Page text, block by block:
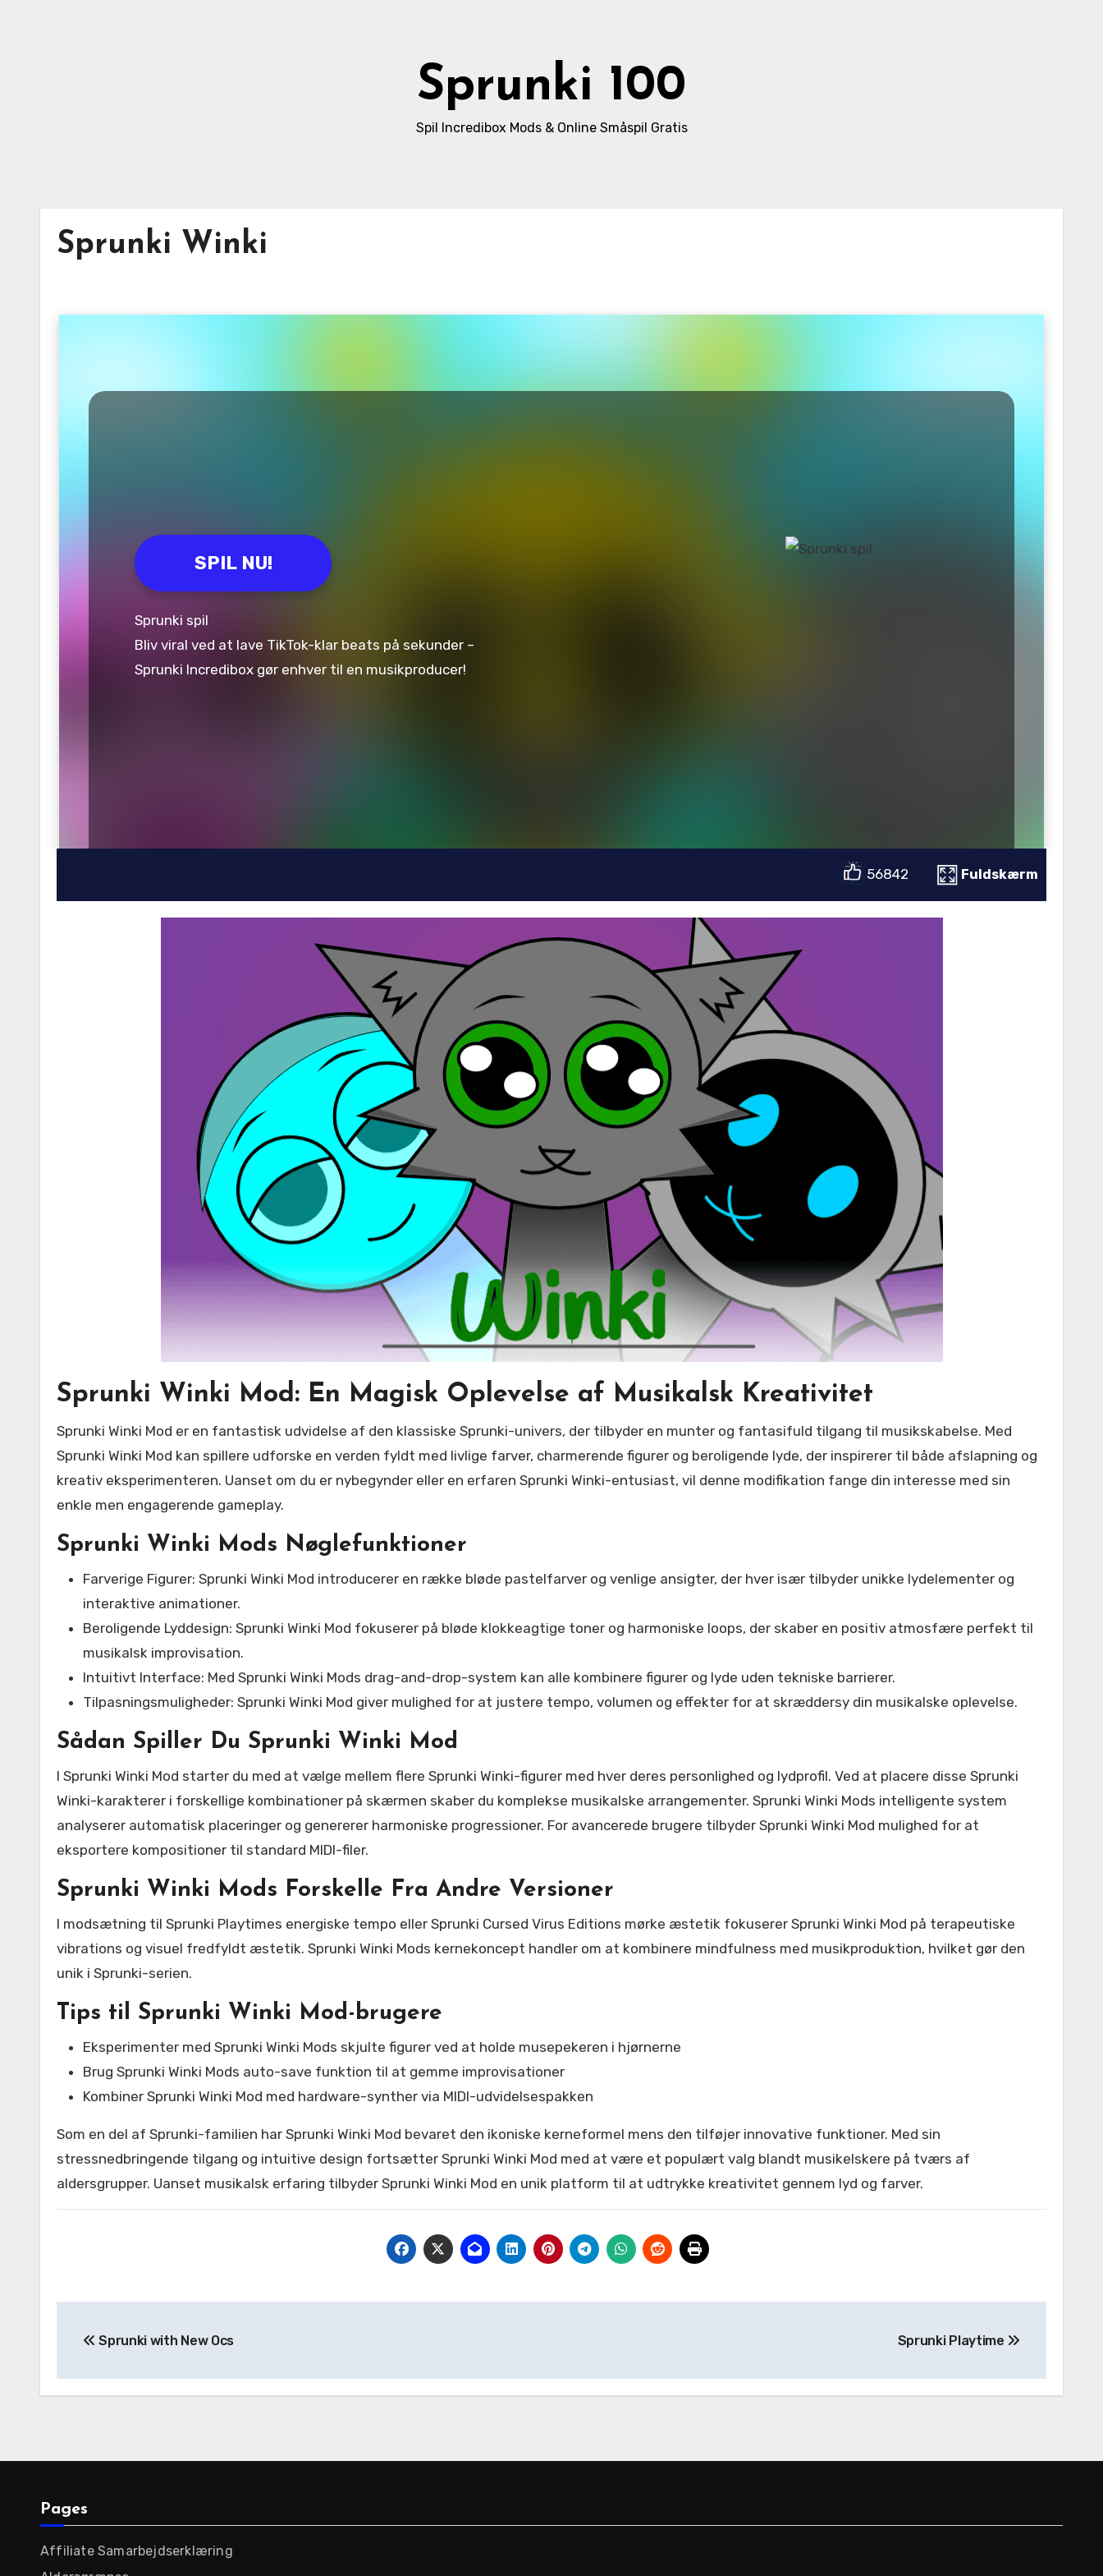
Sprunki 100
Spil Incredibox Mods & Online Småspil Gratis
Sprunki Winki
SPIL NU!
Sprunki spil
Bliv viral ved at lave TikTok-klar beats på sekunder –
Sprunki Incredibox gør enhver til en musikproducer!
56842 Fuldskærm
Sprunki Winki Mod: En Magisk Oplevelse af Musikalsk Kreativitet
Sprunki Winki Mod er en fantastisk udvidelse af den klassiske Sprunki-univers, der tilbyder en munter og fantasifuld tilgang til musikskabelse. Med
Sprunki Winki Mod kan spillere udforske en verden fyldt med livlige farver, charmerende figurer og beroligende lyde, der inspirerer til både afslapning og
kreativ eksperimenteren. Uanset om du er nybegynder eller en erfaren Sprunki Winki-entusiast, vil denne modifikation fange din interesse med sin
enkle men engagerende gameplay.
Sprunki Winki Mods Nøglefunktioner
Farverige Figurer: Sprunki Winki Mod introducerer en række bløde pastelfarver og venlige ansigter, der hver især tilbyder unikke lydelementer og
interaktive animationer.
Beroligende Lyddesign: Sprunki Winki Mod fokuserer på bløde klokkeagtige toner og harmoniske loops, der skaber en positiv atmosfære perfekt til
musikalsk improvisation.
Intuitivt Interface: Med Sprunki Winki Mods drag-and-drop-system kan alle kombinere figurer og lyde uden tekniske barrierer.
Tilpasningsmuligheder: Sprunki Winki Mod giver mulighed for at justere tempo, volumen og effekter for at skræddersy din musikalske oplevelse.
Sådan Spiller Du Sprunki Winki Mod
I Sprunki Winki Mod starter du med at vælge mellem flere Sprunki Winki-figurer med hver deres personlighed og lydprofil. Ved at placere disse Sprunki
Winki-karakterer i forskellige kombinationer på skærmen skaber du komplekse musikalske arrangementer. Sprunki Winki Mods intelligente system
analyserer automatisk placeringer og genererer harmoniske progressioner. For avancerede brugere tilbyder Sprunki Winki Mod mulighed for at
eksportere kompositioner til standard MIDI-filer.
Sprunki Winki Mods Forskelle Fra Andre Versioner
I modsætning til Sprunki Playtimes energiske tempo eller Sprunki Cursed Virus Editions mørke æstetik fokuserer Sprunki Winki Mod på terapeutiske
vibrations og visuel fredfyldt æstetik. Sprunki Winki Mods kernekoncept handler om at kombinere mindfulness med musikproduktion, hvilket gør den
unik i Sprunki-serien.
Tips til Sprunki Winki Mod-brugere
Eksperimenter med Sprunki Winki Mods skjulte figurer ved at holde musepekeren i hjørnerne
Brug Sprunki Winki Mods auto-save funktion til at gemme improvisationer
Kombiner Sprunki Winki Mod med hardware-synther via MIDI-udvidelsespakken
Som en del af Sprunki-familien har Sprunki Winki Mod bevaret den ikoniske kerneformel mens den tilføjer innovative funktioner. Med sin
stressnedbringende tilgang og intuitive design fortsætter Sprunki Winki Mod med at være et populært valg blandt musikelskere på tværs af
aldersgrupper. Uanset musikalsk erfaring tilbyder Sprunki Winki Mod en unik platform til at udtrykke kreativitet gennem lyd og farver.
navigation
Sprunki with New Ocs Sprunki Playtime
Pages
Affiliate Samarbejdserklæring